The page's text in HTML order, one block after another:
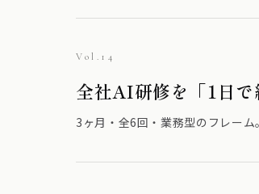
Vol.14
全社AI研修を「1日
3ヶ月・全6回・業務型のフレーム